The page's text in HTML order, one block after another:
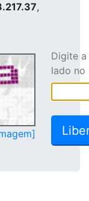
,
Digite
lado no